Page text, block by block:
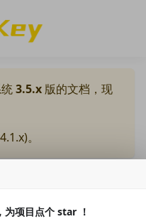
3.5.x 版的文档，现
4.1.x)。
项目点个 star ！